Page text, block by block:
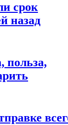
срок
назад
польза,